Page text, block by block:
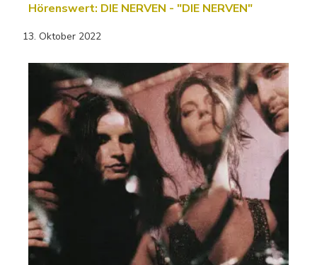
Hörenswert: DIE NERVEN - "DIE NERVEN"
13. Oktober 2022